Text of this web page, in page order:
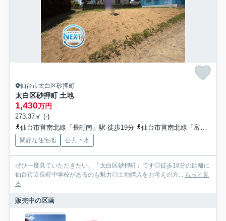
仙台市太白区砂押町
太白区砂押町 土地
1,430万円
273.37㎡ (-)
仙台市営南北線「長町南」駅 徒歩19分
仙台市営南北線「富沢」駅 徒歩31分
閑静な住宅地 公共下水
ぜひ一度見ていただきたい、「太白区砂押町」です◎徒歩18分の距離に
仙台市立長町中学校があるのも魅力◎土地購入をお考えの方...
もっと見
る
販売中の区画